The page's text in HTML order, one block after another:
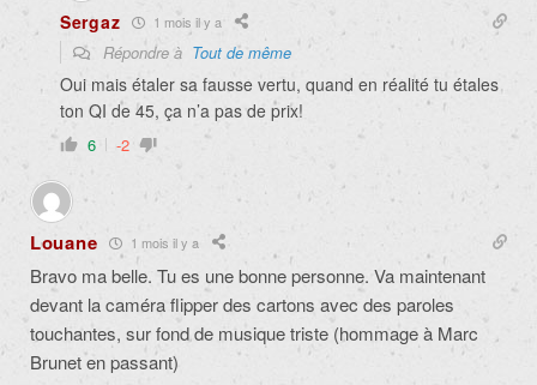
Sergaz 1 mois il y a
Répondre à Tout de même
Oui mais étaler sa fausse vertu, quand en réalité tu étales
ton QI de 45, ça n’a pas de prix!
6 -2
Louane 1 mois il y a
Bravo ma belle. Tu es une bonne personne. Va maintenant
devant la caméra flipper des cartons avec des paroles
touchantes, sur fond de musique triste (hommage à Marc
Brunet en passant)